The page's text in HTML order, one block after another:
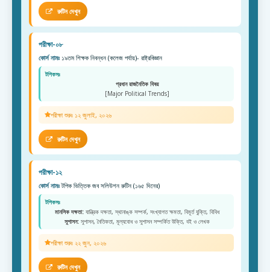
রুটিন দেখুন
পরীক্ষা-০৮
কোর্স নামঃ ১৯তম শিক্ষক নিবন্ধন (কলেজ পর্যায়)- রাষ্ট্রবিজ্ঞান
টপিকসঃ
প্রধান রাজনৈতিক বিষয়
[Major Political Trends]
পরীক্ষা শুরুঃ ১২ জুলাই, ২০২৬
রুটিন দেখুন
পরীক্ষা-১২
কোর্স নামঃটপিক ভিত্তিক জব সলিউশন রুটিন (১৬৫ দিনের)
টপিকসঃ
মানসিক দক্ষতা: যান্ত্রিক দক্ষতা, স্থানাঙ্ক সম্পর্ক, সংখ্যাগত ক্ষমতা, বিমূর্ত যুক্তি, বিবিধ
সুশাসন: সুশাসন, নৈতিকতা, মূল্যবোধ ও সুশাসন সম্পর্কিত উক্তি, বই ও লেখক
পরীক্ষা শুরুঃ ২২ জুন, ২০২৬
রুটিন দেখুন